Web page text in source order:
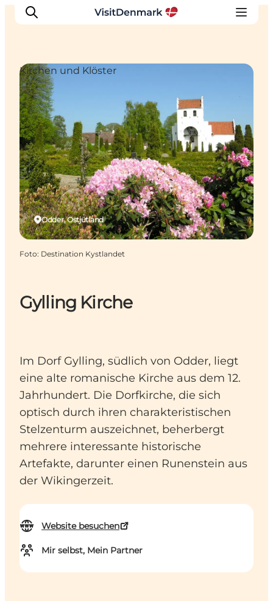
Inspiration
Regionen
Erlebnisse
Unterkünfte
Reiseplanung
Gylling Kirche
Im Dorf Gylling, südlich von Odder, liegt
eine alte romanische Kirche aus dem 12.
Jahrhundert. Die Dorfkirche, die sich
optisch durch ihren charakteristischen
Stelzenturm auszeichnet, beherbergt
mehrere interessante historische
Artefakte, darunter einen Runenstein aus
der Wikingerzeit.
Website besuchen
Mir selbst, Mein Partner
Odder, Ostjütland
Kirchen und Klöster
Foto: Destination Kystlandet